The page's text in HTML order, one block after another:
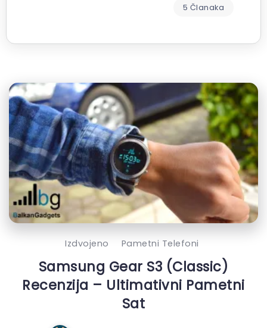
5 Članaka
Izdvojeno Pametni Telefoni
Samsung Gear S3 (Classic)
Recenzija – Ultimativni Pametni
Sat